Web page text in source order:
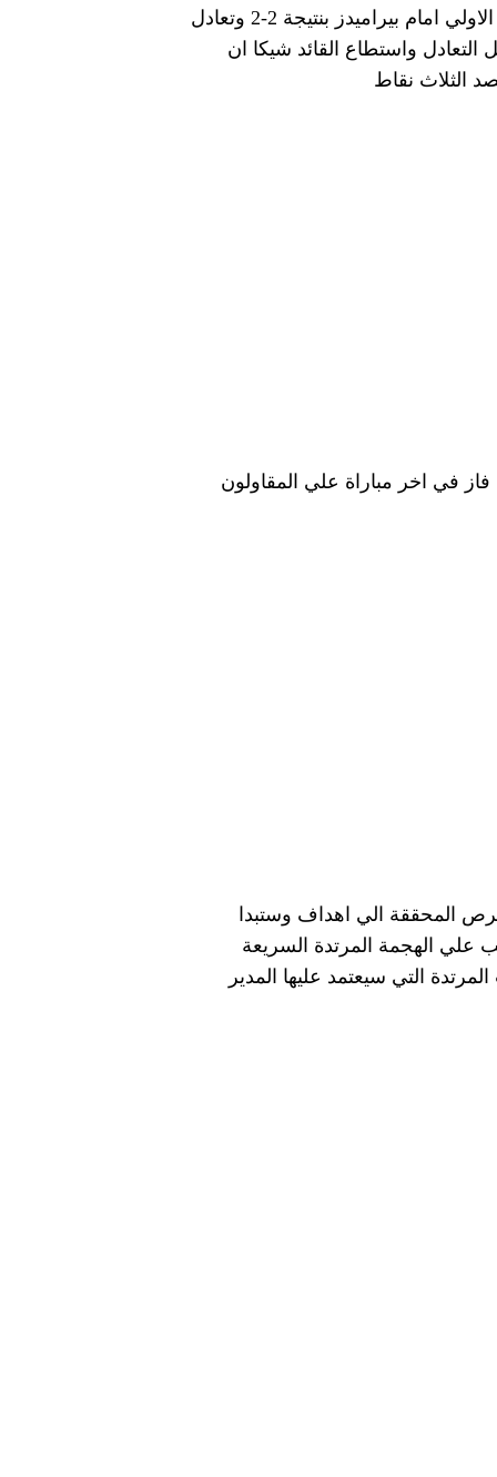
يحتل الزمالك المركز السابع في جدول ترتيب الدوري المصري برصيد 5 نقاط من 3 مباريات تعادل في الاولي امام بيراميدز بنتيجة 2-2 وتعادل
الاهلي بنتيجة 2-1 واستطاع زيزو ان يسجل التعادل واستطاع القائد شيكا ان
الثلاث نقاط
في مباراة حيث فاز في اخر مباراة علي المقاولون
المحققة الي اهداف وستبدا
علي الهجمة المرتدة السريعة
التي سيعتمد عليها المدير